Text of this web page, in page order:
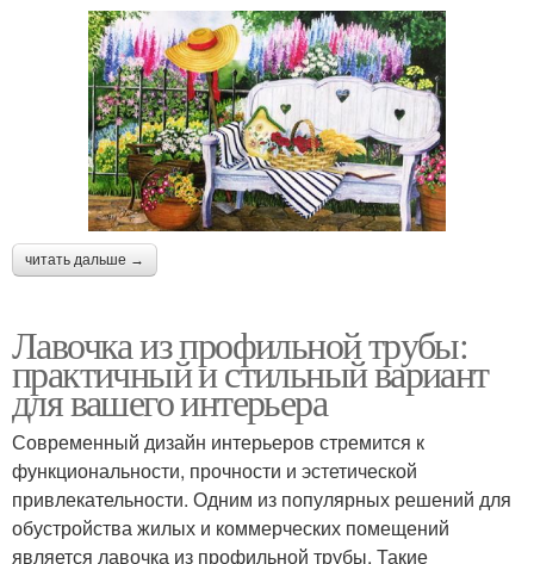
читать дальше →
Лавочка из профильной трубы:
практичный и стильный вариант
для вашего интерьера
Современный дизайн интерьеров стремится к
функциональности, прочности и эстетической
привлекательности. Одним из популярных решений для
обустройства жилых и коммерческих помещений
является лавочка из профильной трубы. Такие